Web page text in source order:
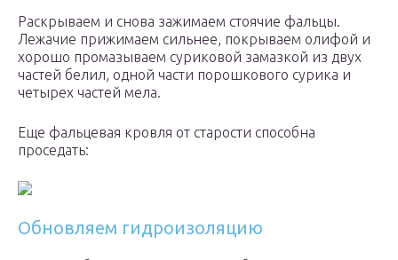
Раскрываем и снова зажимаем стоячие фальцы.
Лежачие прижимаем сильнее, покрываем олифой и
хорошо промазываем суриковой замазкой из двух
частей белил, одной части порошкового сурика и
четырех частей мела.
Еще фальцевая кровля от старости способна
проседать:
Обновляем гидроизоляцию